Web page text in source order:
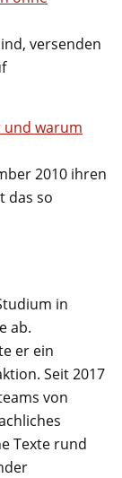
versenden
und warum
2010 ihren
das so
in
ab.
er ein
Seit 2017
von
Texte rund